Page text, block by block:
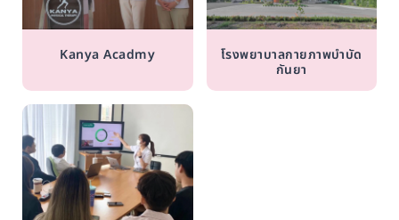
Kanya Acadmy
โรงพยาบาลกายภาพบำบัด
กันยา